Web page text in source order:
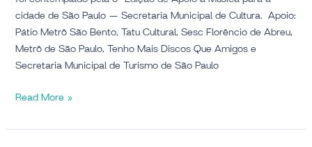
cidade de São Paulo — Secretaria Municipal de Cultura. Apoio:
Pátio Metrô São Bento, Tatu Cultural, Sesc Florêncio de Abreu,
Metrô de São Paulo, Tenho Mais Discos Que Amigos e
Secretaria Municipal de Turismo de São Paulo
Read More »